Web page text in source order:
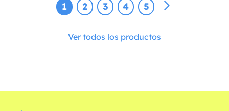
1 2 3 4 5
Ver todos los productos